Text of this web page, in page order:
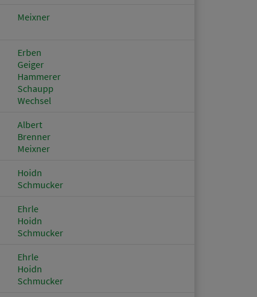
Meixner
Erben
Geiger
Hammerer
Schaupp
Wechsel
Albert
Brenner
Meixner
Hoidn
Schmucker
Ehrle
Hoidn
Schmucker
Ehrle
Hoidn
Schmucker